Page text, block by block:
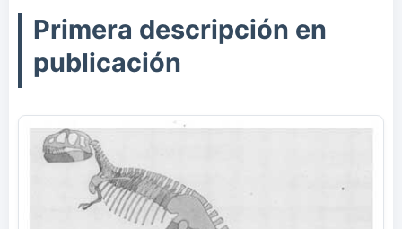
Primera descripción en
publicación